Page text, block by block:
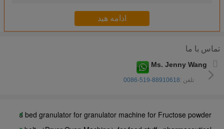
تماس با ما
تلفن :0086-519-88910618
blender ( Industrial Mixing Machine ) Industrial Mixing Machine
Powder Granulator Machine High Effeciency Mirror Polish
Fluidized bed granulator for granulator machine for Instant tea
Waste Heat Recovery Ventilation Unit Compact Structure
Tobacco Flavor Spray Dryer Machine High Speed Centrifugal
bed granulator for granulator machine for Fructose powder